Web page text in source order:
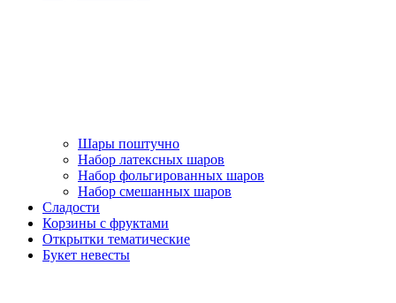
Шары поштучно
Набор латексных шаров
Набор фольгированных шаров
Набор смешанных шаров
Сладости
Корзины с фруктами
Открытки тематические
Букет невесты